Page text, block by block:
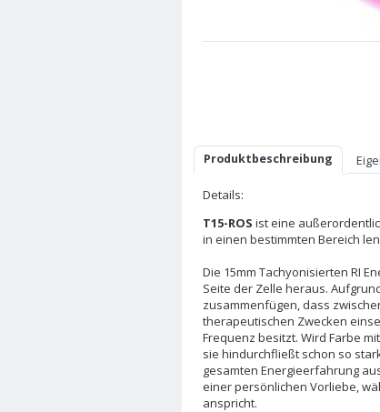
Produktbeschreibung
Details:
T15-ROS ist eine
in einen bestimmten Bereich
Die 15mm Tachyonisierten RI
Seite der Zelle heraus.
zusammenfügen, dass
therapeutischen Zwecken
Frequenz besitzt. Wird Farbe
sie hindurchfließt schon so
gesamten Energieerfahrung
einer persönlichen Vorliebe,
anspricht.